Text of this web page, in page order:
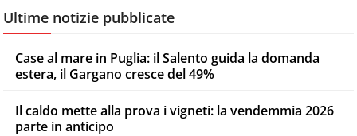
Ultime notizie pubblicate
Case al mare in Puglia: il Salento guida la domanda
estera, il Gargano cresce del 49%
Il caldo mette alla prova i vigneti: la vendemmia 2026
parte in anticipo